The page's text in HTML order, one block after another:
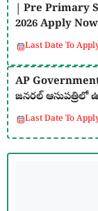
| Pre Primary
2026 Apply Now
Last Date To
AP Government
జనరల్ ఆసుపత్రిలో
Last Date To